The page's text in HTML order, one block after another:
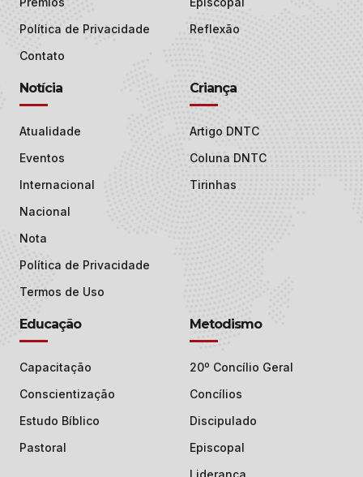
Política de Privacidade
Contato
Reflexão
Notícia
Atualidade
Eventos
Internacional
Nacional
Nota
Política de Privacidade
Termos de Uso
Criança
Artigo DNTC
Coluna DNTC
Tirinhas
Educação
Capacitação
Conscientização
Estudo Bíblico
Pastoral
Metodismo
20º Concílio Geral
Concílios
Discipulado
Episcopal